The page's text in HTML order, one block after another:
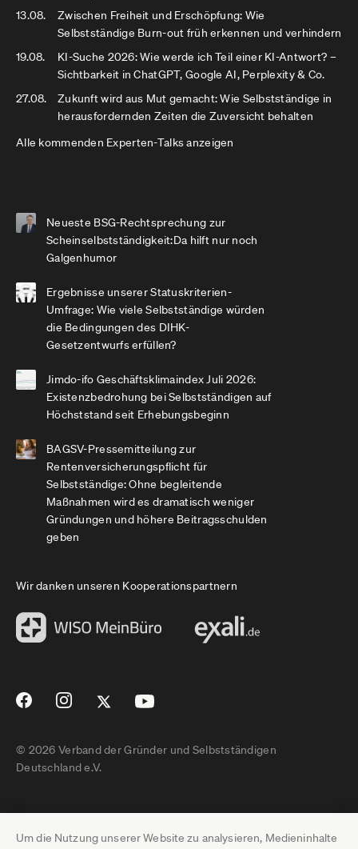
Um die Nutzung unserer Website zu analysieren, Medieninhalte
13.08.
Zwischen Freiheit und Erschöpfung: Wie
Selbstständige Burn-out früh erkennen und verhindern
19.08.
KI-Suche 2026: Wie werde ich Teil einer KI-Antwort? –
Sichtbarkeit in ChatGPT, Google AI, Perplexity & Co.
27.08.
Zukunft wird aus Mut gemacht: Wie Selbstständige in
herausfordernden Zeiten die Zuversicht behalten
Alle kommenden Experten-Talks anzeigen
Neueste BSG-Rechtsprechung zur
Scheinselbstständigkeit:Da hilft nur noch
Galgenhumor
Ergebnisse unserer Statuskriterien-
Umfrage: Wie viele Selbstständige würden
die Bedingungen des DIHK-
Gesetzentwurfs erfüllen?
Jimdo-ifo Geschäftsklimaindex Juli 2026:
Existenzbedrohung bei Selbstständigen auf
Höchststand seit Erhebungsbeginn
BAGSV-Pressemitteilung zur
Rentenversicherungspflicht für
Selbstständige: Ohne begleitende
Maßnahmen wird es dramatisch weniger
Gründungen und höhere Beitragsschulden
geben
Wir danken unseren Kooperationspartnern
© 2026 Verband der Gründer und Selbstständigen
Deutschland e.V.
Impressum